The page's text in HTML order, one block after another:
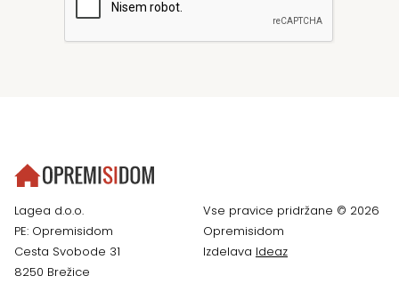
Lagea d.o.o.
PE: Opremisidom
Cesta Svobode 31
8250 Brežice
Vse pravice pridržane © 2026
Opremisidom
Izdelava Ideaz